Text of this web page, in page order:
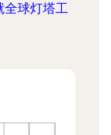
全球灯塔工